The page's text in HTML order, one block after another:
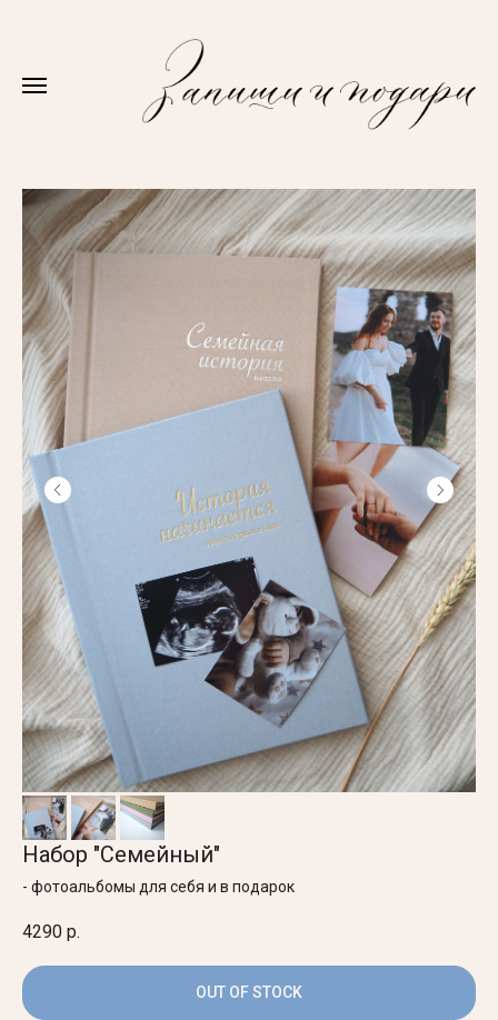
Набор "Семейный"
- фотоальбомы для себя и в подарок
4290 р.
OUT OF STOCK